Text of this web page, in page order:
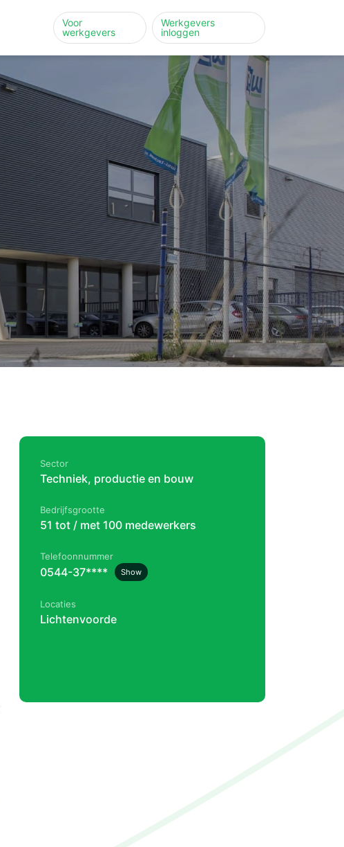
Voor
werkgevers
Werkgevers
inloggen
Sector
Techniek, productie en bouw
Bedrijfsgrootte
51 tot / met 100 medewerkers
Telefoonnummer
0544-37**** Show
Locaties
Lichtenvoorde